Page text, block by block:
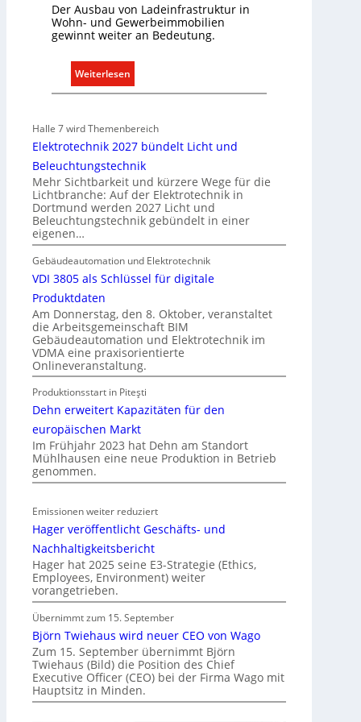
s
e
u
d
e
g
e
n
Der Ausbau von Ladeinfrastruktur in
Wohn- und Gewerbeimmobilien
gewinnt weiter an Bedeutung.
Weiterlesen
A
b
u
d
e
r
E
l
e
t
r
o
m
o
b
i
l
i
t
ä
i
n
d
e
r
m
m
o
b
i
l
Halle 7 wird Themenbereich
Elektrotechnik 2027 bündelt Licht und
Beleuchtungstechnik
Mehr Sichtbarkeit und kürzere Wege für die
Lichtbranche: Auf der Elektrotechnik in
Dortmund werden 2027 Licht und
Beleuchtungstechnik gebündelt in einer
eigenen…
Gebäudeautomation und Elektrotechnik
VDI 3805 als Schlüssel für digitale
Produktdaten
Am Donnerstag, den 8. Oktober, veranstaltet
die Arbeitsgemeinschaft BIM
Gebäudeautomation und Elektrotechnik im
VDMA eine praxisorientierte
Onlineveranstaltung.
Produktionsstart in Piteşti
Dehn erweitert Kapazitäten für den
europäischen Markt
Im Frühjahr 2023 hat Dehn am Standort
Mühlhausen eine neue Produktion in Betrieb
genommen.
Emissionen weiter reduziert
Hager veröffentlicht Geschäfts- und
Nachhaltigkeitsbericht
Hager hat 2025 seine E3-Strategie (Ethics,
Employees, Environment) weiter
vorangetrieben.
Übernimmt zum 15. September
Björn Twiehaus wird neuer CEO von Wago
Zum 15. September übernimmt Björn
Twiehaus (Bild) die Position des Chief
Executive Officer (CEO) bei der Firma Wago mit
Hauptsitz in Minden.